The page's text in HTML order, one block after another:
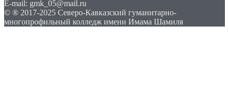
E-mail: gmk_05@mail.ru
© ® 2017-2025 Северо-Кавказский гуманитарно-
многопрофильный колледж имени Имама Шамиля